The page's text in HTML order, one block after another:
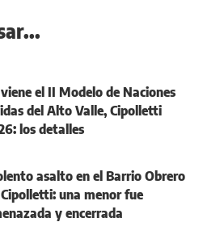
el II Modelo de Naciones
del Alto Valle, Cipolletti
los detalles
asalto en el Barrio Obrero
una menor fue
y encerrada